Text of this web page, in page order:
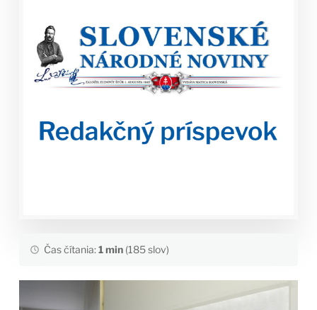
Čas čítania:1 min(185 slov)